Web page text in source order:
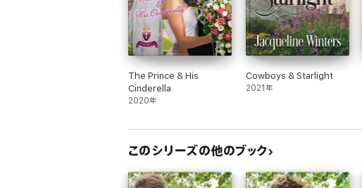
The Prince & His
Cinderella
2020年
Cowboys & Starlight
2021年
このシリーズの他のブック